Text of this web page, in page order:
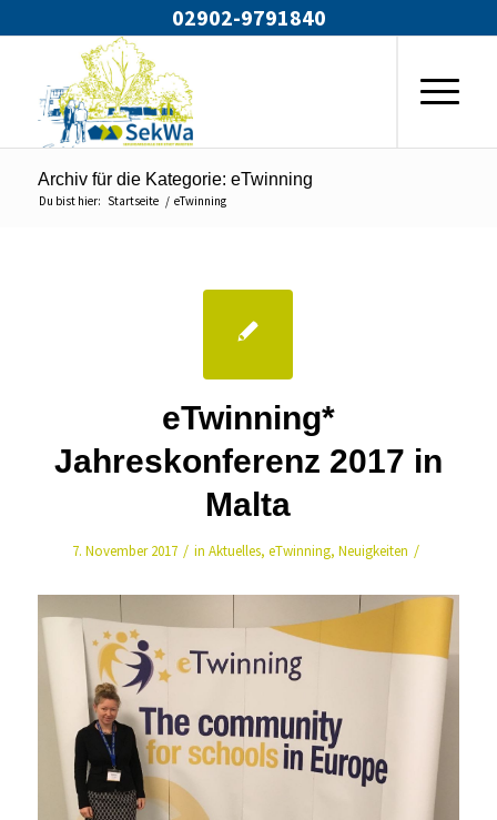
02902-9791840
Archiv für die Kategorie: eTwinning
Du bist hier: Startseite / eTwinning
eTwinning*
Jahreskonferenz 2017 in
Malta
7. November 2017 / in Aktuelles, eTwinning, Neuigkeiten /